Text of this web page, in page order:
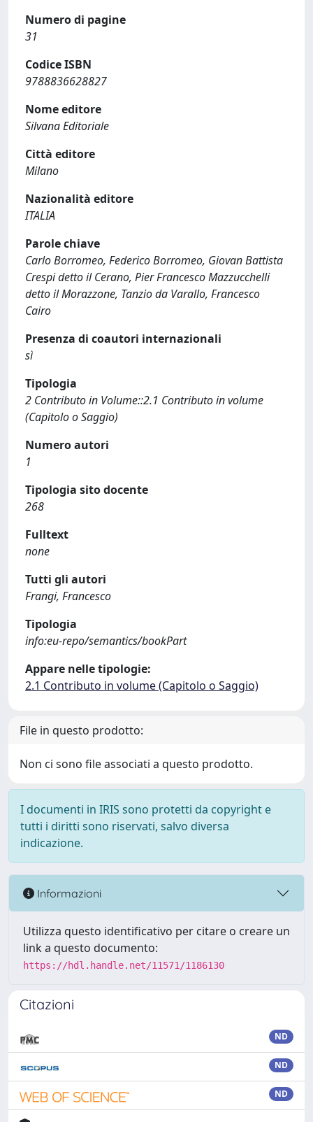
Numero di pagine
31
Codice ISBN
9788836628827
Nome editore
Silvana Editoriale
Città editore
Milano
Nazionalità editore
ITALIA
Parole chiave
Carlo Borromeo, Federico Borromeo, Giovan Battista
Crespi detto il Cerano, Pier Francesco Mazzucchelli
detto il Morazzone, Tanzio da Varallo, Francesco
Cairo
Presenza di coautori internazionali
sì
Tipologia
2 Contributo in Volume::2.1 Contributo in volume
(Capitolo o Saggio)
Numero autori
1
Tipologia sito docente
268
Fulltext
none
Tutti gli autori
Frangi, Francesco
Tipologia
info:eu-repo/semantics/bookPart
Appare nelle tipologie:
2.1 Contributo in volume (Capitolo o Saggio)
File in questo prodotto:
Non ci sono file associati a questo prodotto.
I documenti in IRIS sono protetti da copyright e
tutti i diritti sono riservati, salvo diversa
indicazione.
Informazioni
Utilizza questo identificativo per citare o creare un
link a questo documento:
https://hdl.handle.net/11571/1186130
Citazioni
ND
ND
ND